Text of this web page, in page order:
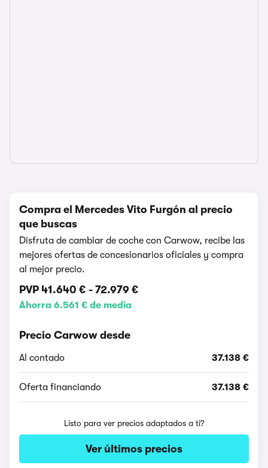
Compra el Mercedes Vito Furgón al precio
que buscas
Disfruta de cambiar de coche con Carwow, recibe las
mejores ofertas de concesionarios oficiales y compra
al mejor precio.
PVP 41.640 € - 72.979 €
Ahorra 6.561 € de media
Precio Carwow desde
Al contado 37.138 €
Oferta financiando 37.138 €
Listo para ver precios adaptados a ti?
Ver últimos precios